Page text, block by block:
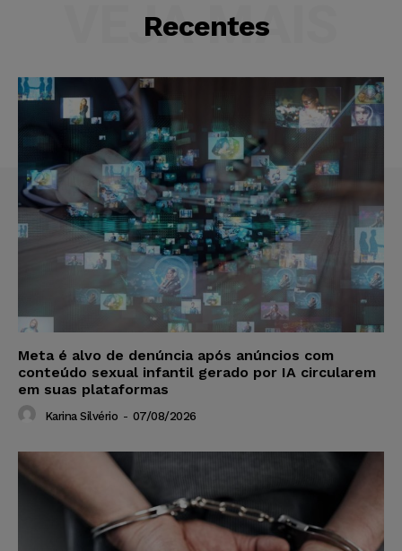
Recentes
VEJA MAIS
Meta é alvo de denúncia após anúncios com
conteúdo sexual infantil gerado por IA circularem
em suas plataformas
Karina Silvério - 07/08/2026